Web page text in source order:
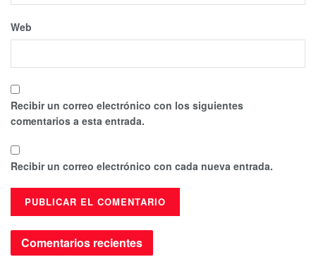
Web
Recibir un correo electrónico con los siguientes
comentarios a esta entrada.
Recibir un correo electrónico con cada nueva entrada.
Comentarios recientes